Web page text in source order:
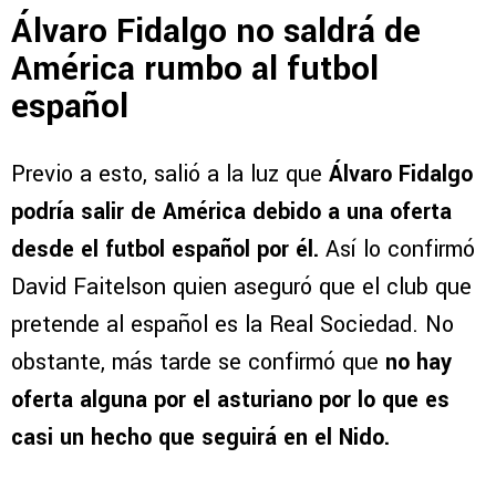
Álvaro Fidalgo no saldrá de
América rumbo al futbol
español
Previo a esto, salió a la luz que Álvaro Fidalgo
podría salir de América debido a una oferta
desde el futbol español por él. Así lo confirmó
David Faitelson quien aseguró que el club que
pretende al español es la Real Sociedad. No
obstante, más tarde se confirmó que no hay
oferta alguna por el asturiano por lo que es
casi un hecho que seguirá en el Nido.